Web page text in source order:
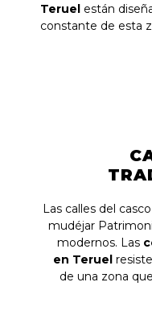
Teruel están
constante de esta
Las calles del
mudéjar
modernos. Las
en Teruel
de una zona